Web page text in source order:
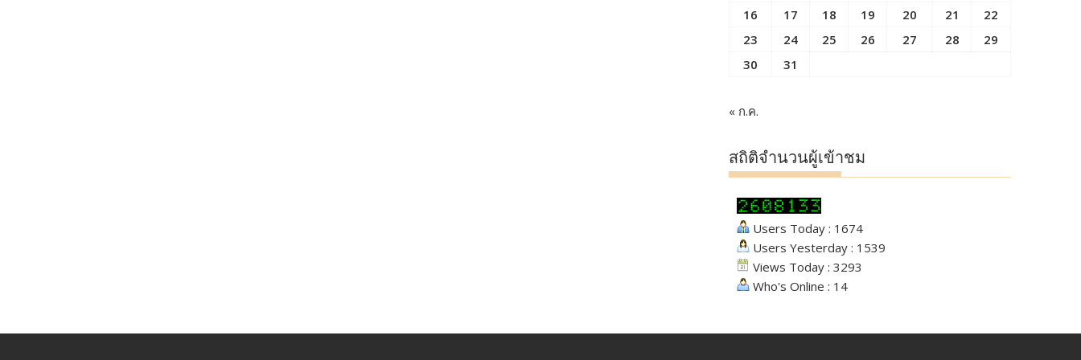
16
17 18 19 20 21
22
23
24 25 26 27 28
29
30
31
« ก.ค.
สถิติจำนวนผู้เข้าชม
Users Today : 1674
Users Yesterday : 1539
Views Today : 3293
Who's Online : 14